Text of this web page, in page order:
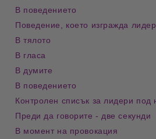
В поведението
Поведение, което изгражда
В тялото
В гласа
В думите
В поведението
Контролен списък за лидери под
Преди да говорите - две секунди
В момент на провокация